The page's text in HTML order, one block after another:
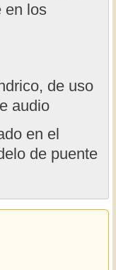
en los
de uso
audio
en el
de puente